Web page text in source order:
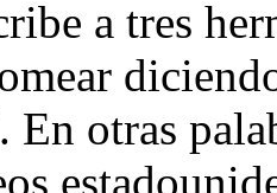
a tres
En otras